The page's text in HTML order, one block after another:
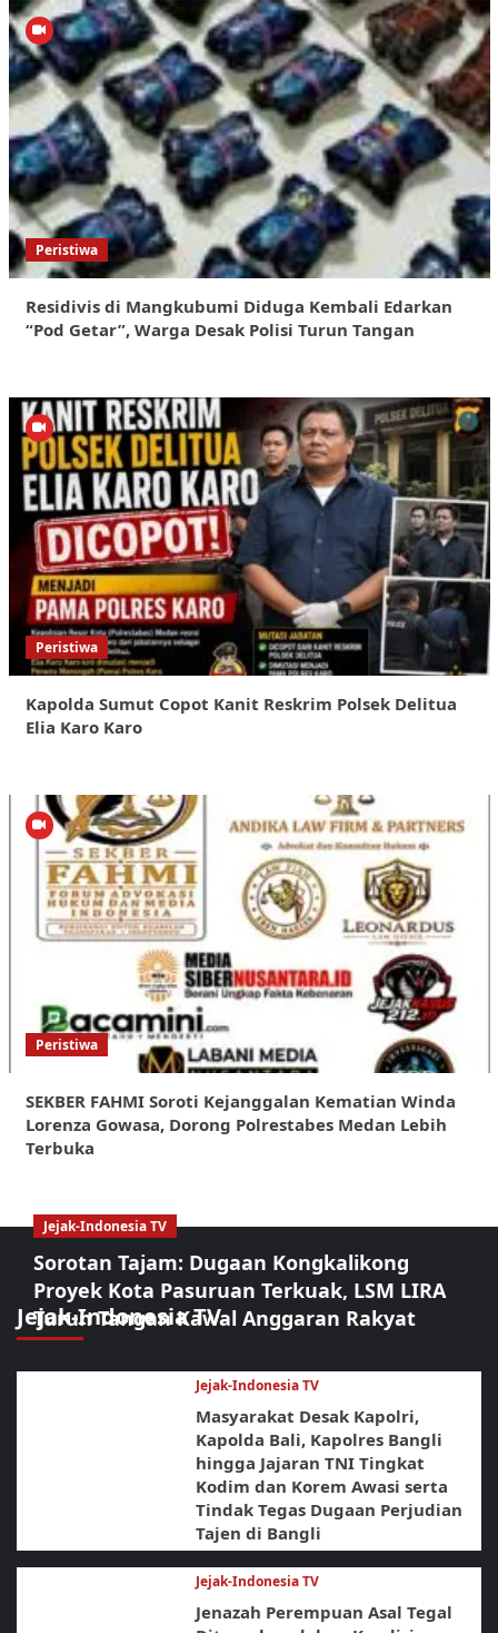
Peristiwa
Residivis di Mangkubumi Diduga Kembali Edarkan
“Pod Getar”, Warga Desak Polisi Turun Tangan
Peristiwa
Kapolda Sumut Copot Kanit Reskrim Polsek Delitua
Elia Karo Karo
Peristiwa
SEKBER FAHMI Soroti Kejanggalan Kematian Winda
Lorenza Gowasa, Dorong Polrestabes Medan Lebih
Terbuka
Jejak-Indonesia TV
Jejak-Indonesia TV
Sorotan Tajam: Dugaan Kongkalikong
Proyek Kota Pasuruan Terkuak, LSM LIRA
Turun Tangan Kawal Anggaran Rakyat
Jejak-Indonesia TV
Masyarakat Desak Kapolri,
Kapolda Bali, Kapolres Bangli
hingga Jajaran TNI Tingkat
Kodim dan Korem Awasi serta
Tindak Tegas Dugaan Perjudian
Tajen di Bangli
Jejak-Indonesia TV
Jenazah Perempuan Asal Tegal